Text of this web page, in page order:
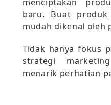
baru. Buat
mudah dikenal oleh
Tidak hanya fokus
strategi
menarik perhatian